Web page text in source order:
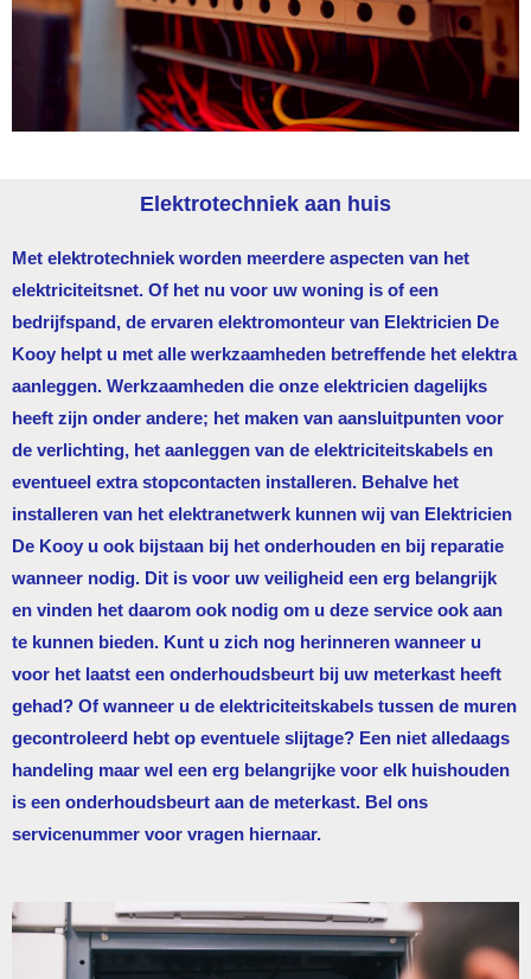
Elektrotechniek aan huis
Met elektrotechniek worden meerdere aspecten van het
elektriciteitsnet. Of het nu voor uw woning is of een
bedrijfspand, de ervaren elektromonteur van Elektricien De
Kooy helpt u met alle werkzaamheden betreffende het elektra
aanleggen. Werkzaamheden die onze elektricien dagelijks
heeft zijn onder andere; het maken van aansluitpunten voor
de verlichting, het aanleggen van de elektriciteitskabels en
eventueel extra stopcontacten installeren. Behalve het
installeren van het elektranetwerk kunnen wij van Elektricien
De Kooy u ook bijstaan bij het onderhouden en bij reparatie
wanneer nodig. Dit is voor uw veiligheid een erg belangrijk
en vinden het daarom ook nodig om u deze service ook aan
te kunnen bieden. Kunt u zich nog herinneren wanneer u
voor het laatst een onderhoudsbeurt bij uw meterkast heeft
gehad? Of wanneer u de elektriciteitskabels tussen de muren
gecontroleerd hebt op eventuele slijtage? Een niet alledaags
handeling maar wel een erg belangrijke voor elk huishouden
is een onderhoudsbeurt aan de meterkast. Bel ons
servicenummer voor vragen hiernaar.